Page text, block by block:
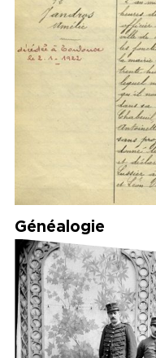
Généalogie